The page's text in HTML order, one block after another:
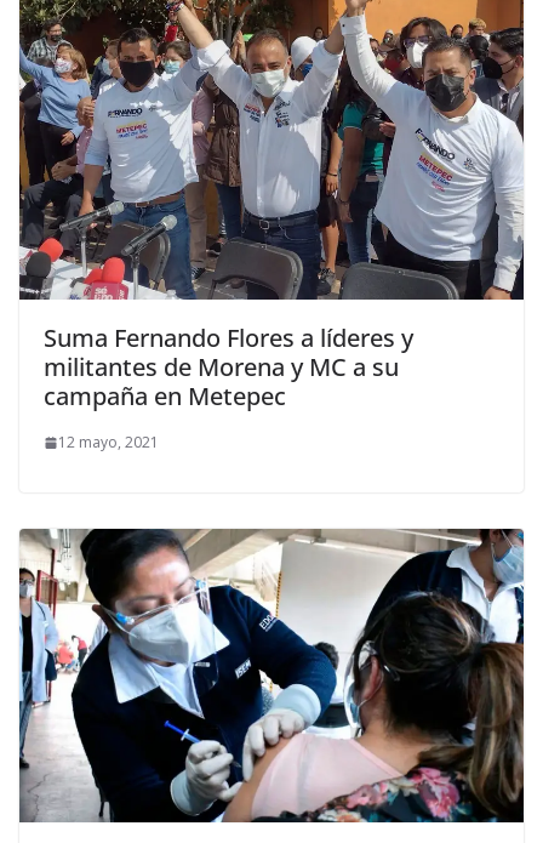
Suma Fernando Flores a líderes y
militantes de Morena y MC a su
campaña en Metepec
12 mayo, 2021